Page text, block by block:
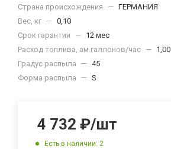
Страна происхождения
— ГЕРМАНИЯ
Вес, кг — 0,10
Срок гарантии
— 12 мес
Расход топлива, ам.галлонов/час — 1,00
Градус распыла
— 45
Форма распыла
— S
4 732 ₽/шт
Есть в наличии: 2